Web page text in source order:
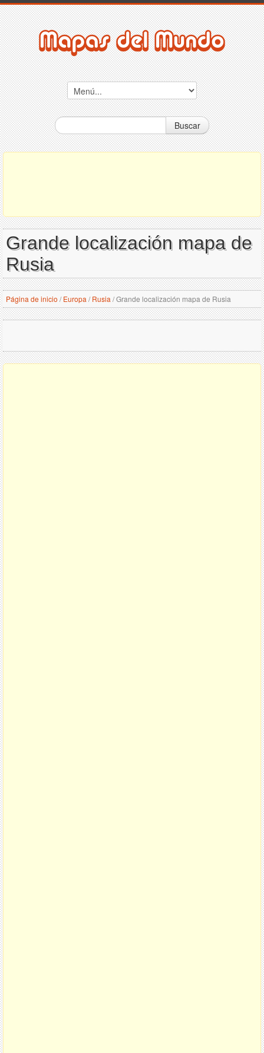
Buscar
Grande localización mapa de
Rusia
Página de inicio / Europa / Rusia /Grande localización mapa de Rusia